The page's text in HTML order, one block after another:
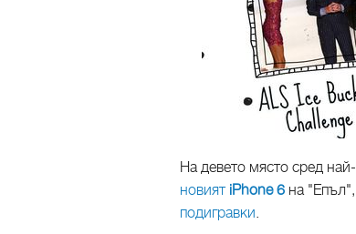
На девето място сред
новият iPhone 6 на
подигравки.